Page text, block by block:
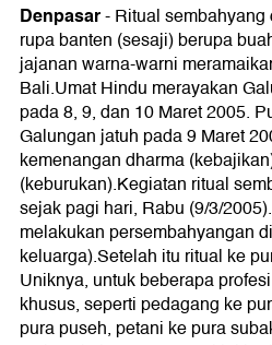
Denpasar-Ritual
rupa banten (sesaji) berupa
jajanan warna-warni
Bali.Umat Hindu merayakan
pada 8, 9, dan 10 Maret 2005.
Galungan jatuh pada 9 Maret
kemenangan dharma
(keburukan).Kegiatan ritual
sejak pagi hari, Rabu (9/3/
melakukan persembahyangan
keluarga).Setelah itu ritual ke
Uniknya, untuk beberapa
khusus, seperti pedagang ke
pura puseh, petani ke pura